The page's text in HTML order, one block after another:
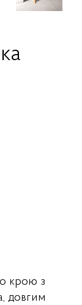
крою з
довгим